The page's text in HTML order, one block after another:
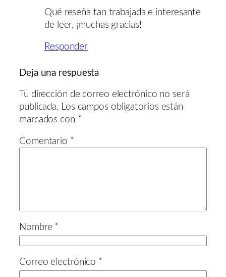
Qué reseña tan trabajada e interesante
de leer, ¡muchas gracias!
Responder
Deja una respuesta
Tu dirección de correo electrónico no será
publicada.
Los campos obligatorios están
marcados con *
Comentario *
Nombre *
Correo electrónico *